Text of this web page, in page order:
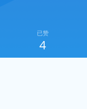
已赞
4